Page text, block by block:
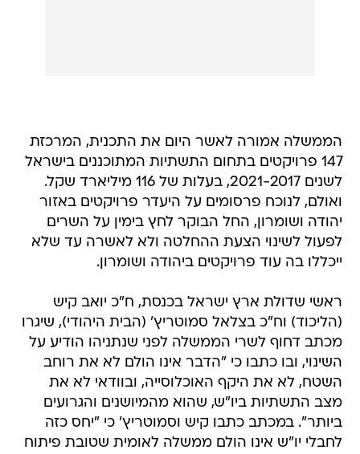
הממשלה אמורה לאשר היום את התכנית, המרכזת
147 פרויקטים בתחום התשתיות המתוכננים בישראל
לשנים 2021-2017, בעלות של 116 מיליארד שקל.
ואולם, לנוכח פרסומים על היעדר פרויקטים באזור
יהודה ושומרון, החל הבוקר לחץ בימין על השרים
לפעול לשינוי הצעת ההחלטה ולא לאשרה עד שלא
ייכללו בה עוד פרויקטים ביהודה ושומרון.
ראשי שדולת ארץ ישראל בכנסת, ח"כ יואב קיש
(הליכוד) וח"כ בצלאל סמוטריץ' (הבית היהודי), שיגרו
מכתב דחוף לשרי הממשלה לפני שנתניהו הודיע על
השינוי, ובו כתבו כי "הדבר אינו הולם לא את רוחב
השטח, לא את היקף האוכלוסייה, ובוודאי לא את
מצב התשתיות ביו"ש, שהוא מהמיושנים והגרועים
ביותר". במכתב כתבו קיש וסמוטריץ' כי "יחס כזה
לחבלי יו"ש אינו הולם ממשלה לאומית שטובת פיתוח